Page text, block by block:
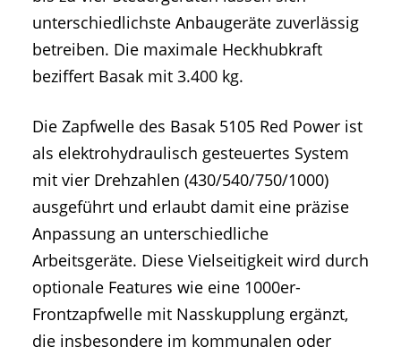
unterschiedlichste Anbaugeräte zuverlässig
betreiben. Die maximale Heckhubkraft
beziffert Basak mit 3.400 kg.
Die Zapfwelle des Basak 5105 Red Power ist
als elektrohydraulisch gesteuertes System
mit vier Drehzahlen (430/540/750/1000)
ausgeführt und erlaubt damit eine präzise
Anpassung an unterschiedliche
Arbeitsgeräte. Diese Vielseitigkeit wird durch
optionale Features wie eine 1000er-
Frontzapfwelle mit Nasskupplung ergänzt,
die insbesondere im kommunalen oder